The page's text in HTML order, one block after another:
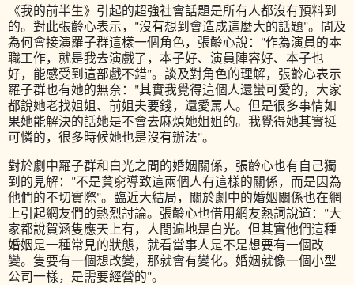
《我的前半生》引起的超強社會話題是所有人都沒有預料到
的。對此張齡心表示，"沒有想到會造成這麼大的話題"。問及
為何會接演羅子群這樣一個角色，張齡心說："作為演員的本
職工作，就是我去演戲了，本子好、演員陣容好、本子也
好，能感受到這部戲不錯"。談及對角色的理解，張齡心表示
羅子群也有她的無奈："其實我覺得這個人還蠻可愛的，大家
都說她老找姐姐、前姐夫要錢，還愛罵人。但是很多事情如
果她能解決的話她是不會去麻煩她姐姐的。我覺得她其實挺
可憐的，很多時候她也是沒有辦法"。
對於劇中羅子群和白光之間的婚姻關係，張齡心也有自己獨
到的見解："不是貧窮導致這兩個人有這樣的關係，而是因為
他們的不切實際"。臨近大結局，關於劇中的婚姻關係也在網
上引起網友們的熱烈討論。張齡心也借用網友熱詞說道："大
家都說賀涵隻應天上有，人間遍地是白光。但其實他們這種
婚姻是一種常見的狀態，就看當事人是不是想要有一個改
變。隻要有一個想改變，那就會有變化。婚姻就像一個小型
公司一樣，是需要經營的"。